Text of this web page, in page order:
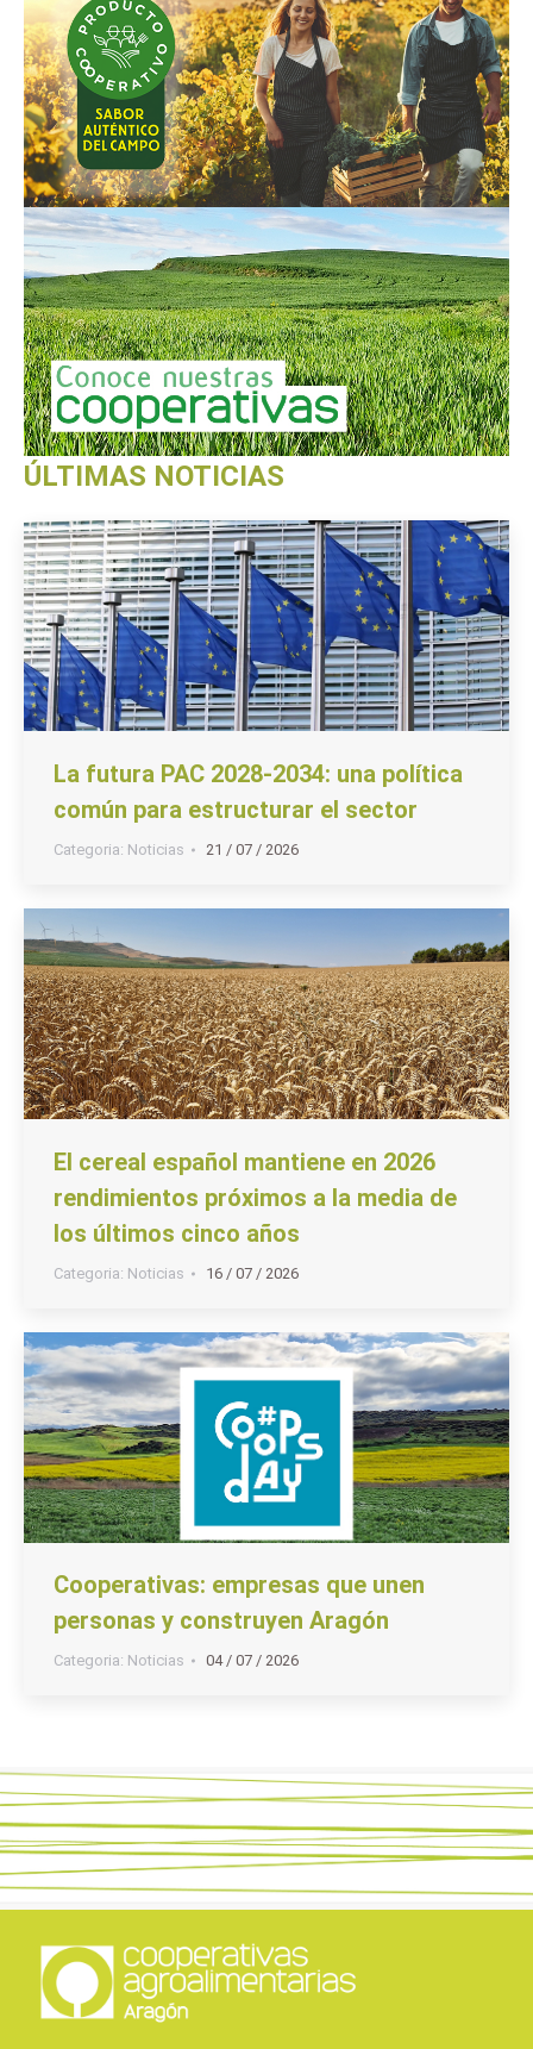
ÚLTIMAS NOTICIAS
La futura PAC 2028-2034: una política
común para estructurar el sector
Categoria: Noticias 21 / 07 / 2026
El cereal español mantiene en 2026
rendimientos próximos a la media de
los últimos cinco años
Categoria: Noticias 16 / 07 / 2026
Cooperativas: empresas que unen
personas y construyen Aragón
Categoria: Noticias 04 / 07 / 2026